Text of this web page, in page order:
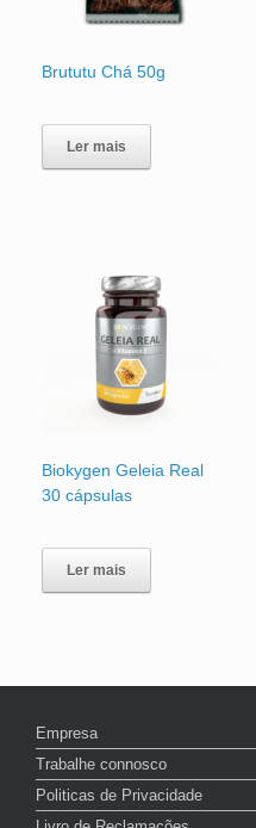
Brututu Chá 50g
Ler mais
Biokygen Geleia Real
30 cápsulas
Ler mais
Empresa
Trabalhe connosco
Politicas de Privacidade